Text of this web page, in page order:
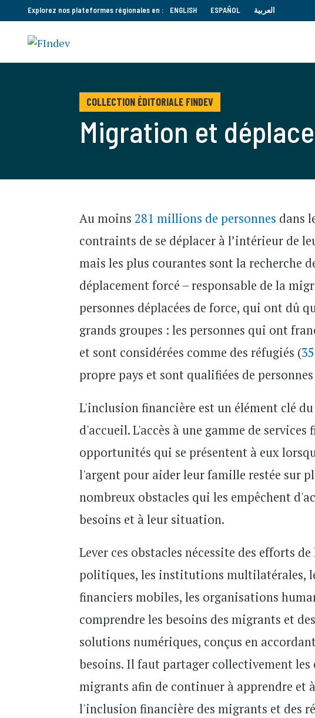
Explorez nos plateformes régionales en : ENGLISH ESPAÑOL العربية
COLLECTION ÉDITORIALE FINDEV
Migration et
Au moins 281 millions de personnes dans
contraints de se déplacer à l’intérieur de
mais les plus courantes sont la recherche
déplacement forcé – responsable de la
personnes déplacées de force, qui ont dû
grands groupes : les personnes qui ont
et sont considérées comme des réfugiés (
propre pays et sont qualifiées de
L'inclusion financière est un élément clé
d'accueil. L'accès à une gamme de
opportunités qui se présentent à eux
l'argent pour aider leur famille restée sur
nombreux obstacles qui les empêchent
besoins et à leur situation.
Lever ces obstacles nécessite des efforts
politiques, les institutions multilatérales,
financiers mobiles, les organisations
comprendre les besoins des migrants et
solutions numériques, conçus en
besoins. Il faut partager collectivement les
migrants afin de continuer à apprendre
l'inclusion financière des migrants et des